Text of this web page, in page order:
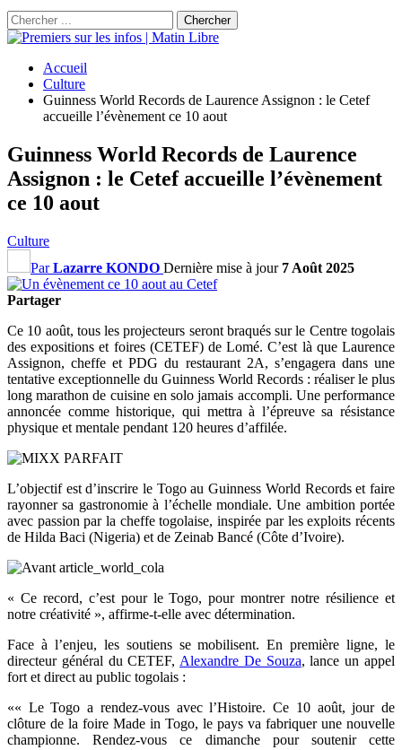
Accueil
Culture
Guinness World Records de Laurence Assignon : le Cetef
accueille l’évènement ce 10 aout
Guinness World Records de Laurence
Assignon : le Cetef accueille l’évènement
ce 10 aout
Culture
ParLazarre KONDO Dernière mise à jour 7 Août 2025
Partager
Ce 10 août, tous les projecteurs seront braqués sur le Centre togolais
des expositions et foires (CETEF) de Lomé. C’est là que Laurence
Assignon, cheffe et PDG du restaurant 2A, s’engagera dans une
tentative exceptionnelle du Guinness World Records : réaliser le plus
long marathon de cuisine en solo jamais accompli. Une performance
annoncée comme historique, qui mettra à l’épreuve sa résistance
physique et mentale pendant 120 heures d’affilée.
L’objectif est d’inscrire le Togo au Guinness World Records et faire
rayonner sa gastronomie à l’échelle mondiale. Une ambition portée
avec passion par la cheffe togolaise, inspirée par les exploits récents
de Hilda Baci (Nigeria) et de Zeinab Bancé (Côte d’Ivoire).
« Ce record, c’est pour le Togo, pour montrer notre résilience et
notre créativité », affirme-t-elle avec détermination.
Face à l’enjeu, les soutiens se mobilisent. En première ligne, le
directeur général du CETEF, Alexandre De Souza, lance un appel
fort et direct au public togolais :
«« Le Togo a rendez-vous avec l’Histoire. Ce 10 août, jour de
clôture de la foire Made in Togo, le pays va fabriquer une nouvelle
championne. Rendez-vous ce dimanche pour soutenir cette